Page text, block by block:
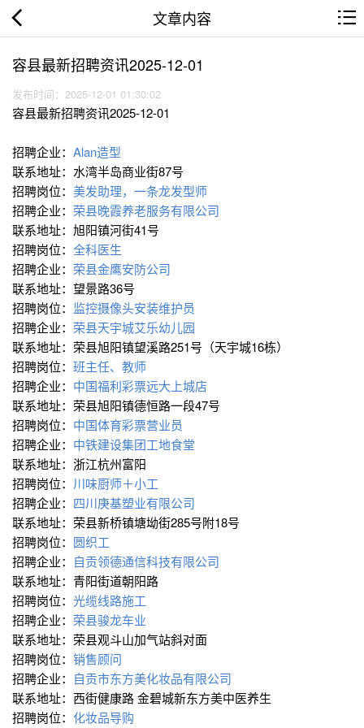
文章内容
容县最新招聘资讯2025-12-01
发布时间：2025-12-01 01:30:02
容县最新招聘资讯2025-12-01
招聘企业： Alan造型
联系地址：水湾半岛商业街87号
招聘岗位： 美发助理，一条龙发型师
招聘企业： 荣县晚霞养老服务有限公司
联系地址：旭阳镇河街41号
招聘岗位： 全科医生
招聘企业： 荣县金鹰安防公司
联系地址：望景路36号
招聘岗位： 监控摄像头安装维护员
招聘企业： 荣县天宇城艾乐幼儿园
联系地址：荣县旭阳镇望溪路251号（天宇城16栋）
招聘岗位： 班主任、教师
招聘企业： 中国福利彩票远大上城店
联系地址：荣县旭阳镇德恒路一段47号
招聘岗位： 中国体育彩票营业员
招聘企业： 中铁建设集团工地食堂
联系地址：浙江杭州富阳
招聘岗位： 川味厨师＋小工
招聘企业： 四川庚基塑业有限公司
联系地址：荣县新桥镇塘坳街285号附18号
招聘岗位： 圆织工
招聘企业： 自贡领德通信科技有限公司
联系地址：青阳街道朝阳路
招聘岗位： 光缆线路施工
招聘企业： 荣县骏龙车业
联系地址：荣县观斗山加气站斜对面
招聘岗位： 销售顾问
招聘企业： 自贡市东方美化妆品有限公司
联系地址：西街健康路 金碧城新东方美中医养生
招聘岗位： 化妆品导购